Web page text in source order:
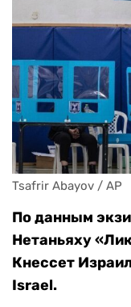
Tsafrir Abayov / AP
По данным
Нетаньяху
Кнессет
Israel.